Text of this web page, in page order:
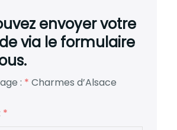
envoyer votre
via le formulaire
: * Charmes d’Alsace
*